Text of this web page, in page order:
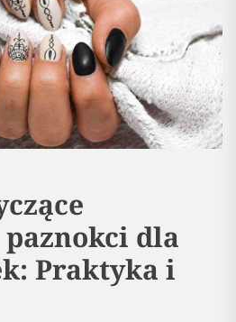
dla
Praktyka i